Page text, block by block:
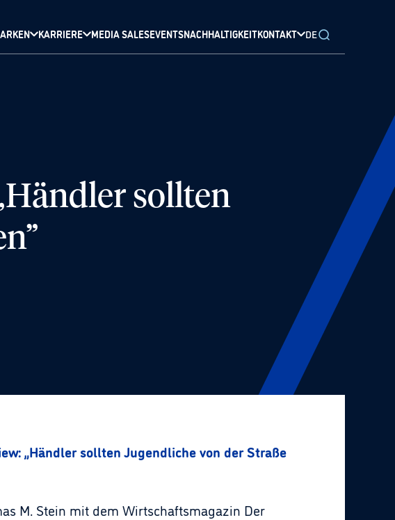
KARRIERE MEDIA SALESEVENTSNACHHALTIGKEITKONTAKT DE
sollten
„Händler sollten Jugendliche von der Straße holen”
M. Stein mit dem Wirtschaftsmagazin Der